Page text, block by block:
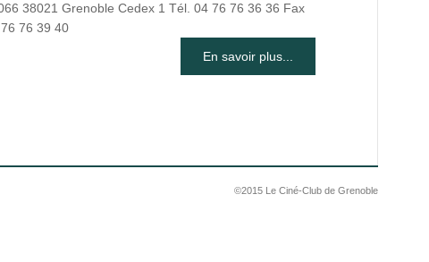
38021 Grenoble Cedex 1 Tél. 04 76 76 36 36 Fax
76 39 40
En savoir plus...
©2015 Le Ciné-Club de Grenoble